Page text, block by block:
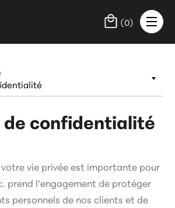
(0)
de confidentialité
vie privée est importante pour
prend l’engagement de protéger
personnels de nos clients et de